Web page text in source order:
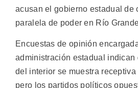
acusan el gobierno estadual de
paralela de poder en Río
Encuestas de opinión
administración estadual indican
del interior se muestra
pero los partidos políticos